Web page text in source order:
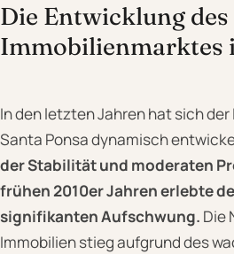
Die Entwicklung des
Immobilienmarktes
In den letzten Jahren hat sich
Santa Ponsa dynamisch
der Stabilität und moderaten
frühen 2010er Jahren erlebte
signifikanten Aufschwung. Die
Immobilien stieg aufgrund des